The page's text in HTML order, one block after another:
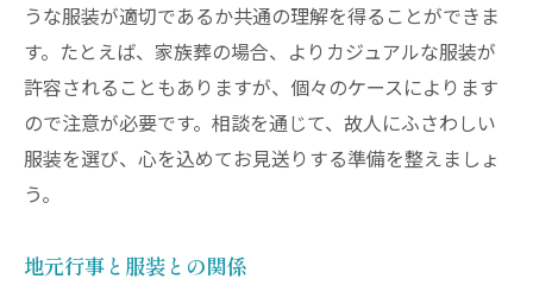
うな服装が適切であるか共通の理解を得ることができま
す。たとえば、家族葬の場合、よりカジュアルな服装が
許容されることもありますが、個々のケースによります
ので注意が必要です。相談を通じて、故人にふさわしい
服装を選び、心を込めてお見送りする準備を整えましょ
う。
地元行事と服装との関係